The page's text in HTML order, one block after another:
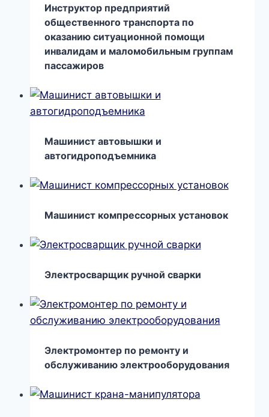
Инструктор предприятий
общественного транспорта по
оказанию ситуационной помощи
инвалидам и маломобильным группам
пассажиров
Машинист автовышки и
автогидроподъемника
Машинист компрессорных установок
Электросварщик ручной сварки
Электромонтер по ремонту и
обслуживанию электрооборудования